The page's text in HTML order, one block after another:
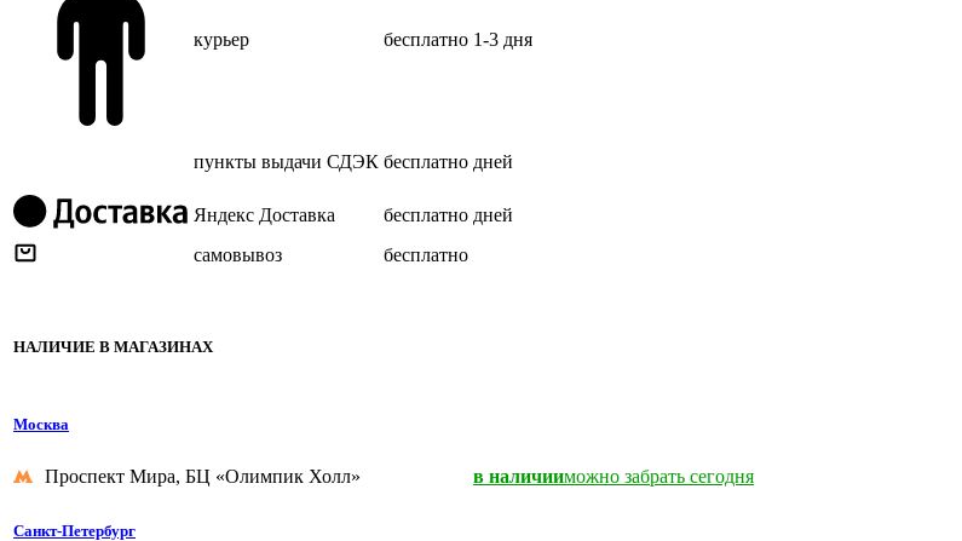
курьер бесплатно 1-3 дня
пункты выдачи СДЭК бесплатно дней
Яндекс Доставка бесплатно дней
самовывоз
бесплатно
НАЛИЧИЕ В МАГАЗИНАХ
Москва
Проспект Мира, БЦ «Олимпик Холл» в наличииможно забрать сегодня
Санкт-Петербург